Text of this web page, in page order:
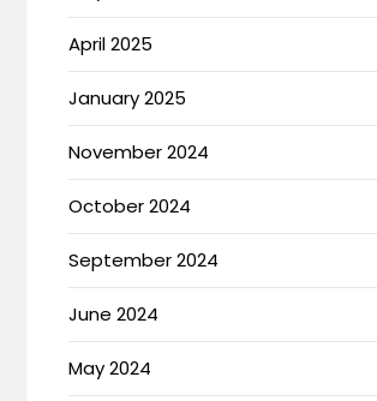
April 2025
January 2025
November 2024
October 2024
September 2024
June 2024
May 2024